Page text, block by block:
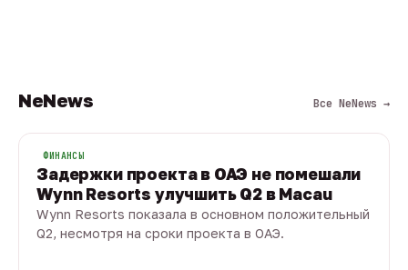
NeNews Все NeNews →
ФИНАНСЫ
Задержки проекта в ОАЭ не помешали
Wynn Resorts улучшить Q2 в Macau
Wynn Resorts показала в основном положительный
Q2, несмотря на сроки проекта в ОАЭ.